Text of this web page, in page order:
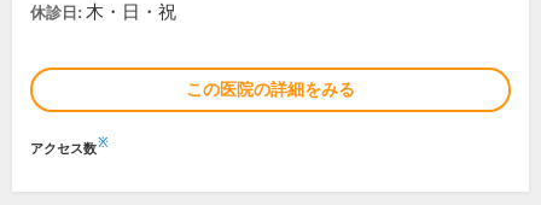
休診日: 木・日・祝
この医院の詳細をみる
アクセス数※